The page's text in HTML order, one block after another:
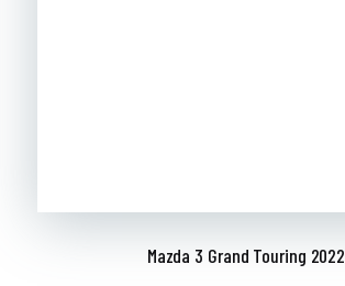
Mazda 3 Grand Touring 2022